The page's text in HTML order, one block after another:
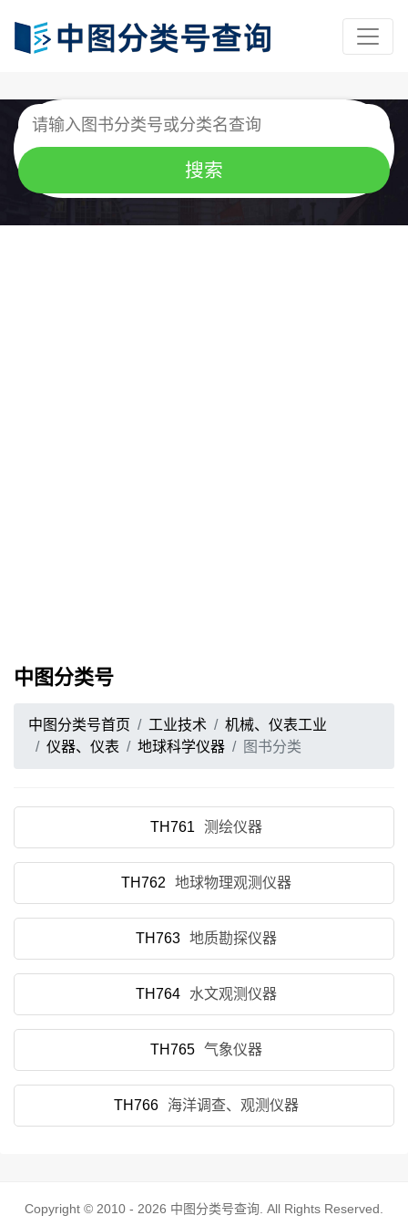
中图分类号
中图分类号首页 工业技术
机械、仪表工业
仪器、仪表
地球科学仪器 图书分类
TH761 测绘仪器
TH762 地球物理观测仪器
TH763 地质勘探仪器
TH764 水文观测仪器
TH765 气象仪器
TH766 海洋调查、观测仪器
Copyright © 2010 - 2026 中图分类号查询 . All Rights Reserved.